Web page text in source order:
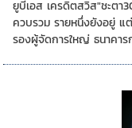
ยูบีเอส เครดิตสวิส"ชะตา
ควบรวม รายหนึ่งยังอยู่
รองผู้จัดการใหญ่ ธนาคาร